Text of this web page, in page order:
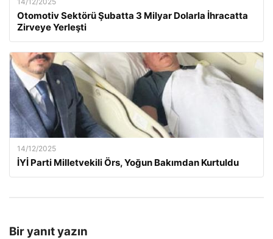
Otomotiv Sektörü Şubatta 3 Milyar Dolarla İhracatta
Zirveye Yerleşti
14/12/2025
İYİ Parti Milletvekili Örs, Yoğun Bakımdan Kurtuldu
Bir yanıt yazın